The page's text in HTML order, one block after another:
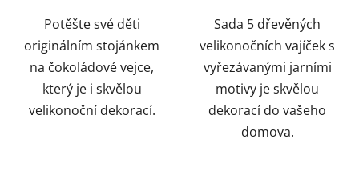
Potěšte své děti
originálním stojánkem
na čokoládové vejce,
který je i skvělou
velikonoční dekorací.
Sada 5 dřevěných
velikonočních vajíček s
vyřezávanými jarními
motivy je skvělou
dekorací do vašeho
domova.